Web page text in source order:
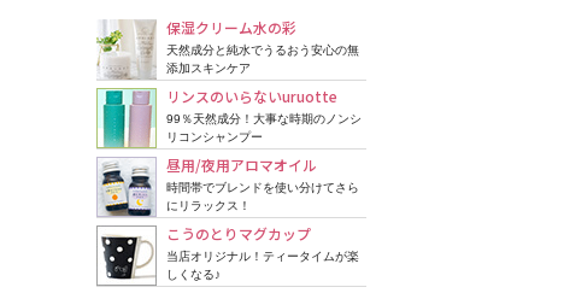
保湿クリーム水の彩
天然成分と純水でうるおう安心の無
添加スキンケア
リンスのいらないuruotte
99％天然成分！大事な時期のノンシ
リコンシャンプー
昼用/夜用アロマオイル
時間帯でブレンドを使い分けてさら
にリラックス！
こうのとりマグカップ
当店オリジナル！ティータイムが楽
しくなる♪